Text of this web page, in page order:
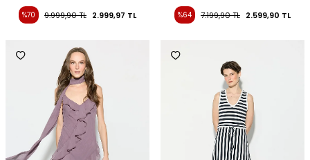
%70 9.999,90TL 2.999,97 TL %64 7.199,90TL 2.599,90 TL